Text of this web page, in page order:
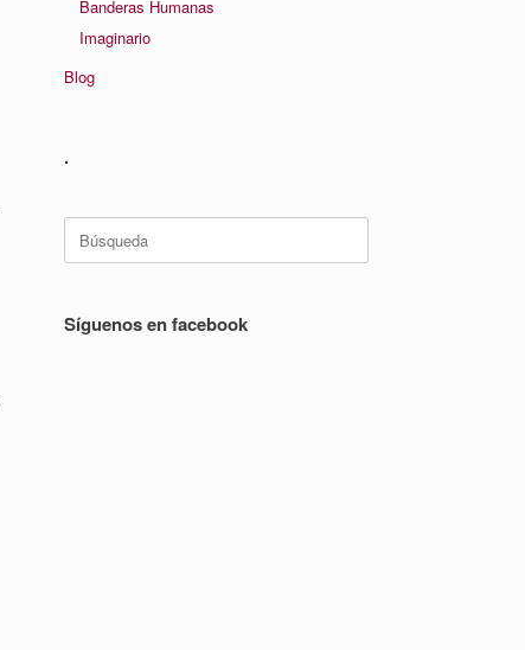
Banderas Humanas
Imaginario
Blog
.
Síguenos en facebook